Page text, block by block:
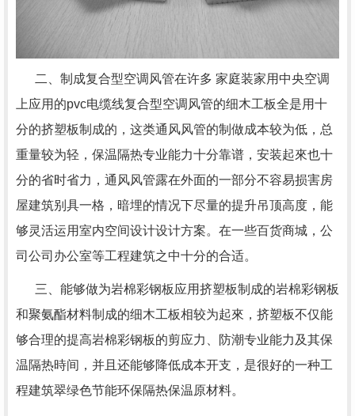
二、制成复合型空调风管在许多 家庭装家用中央空调
上应用的pvc电缆线复合型空调风管的细木工板全是用十
分的挤塑板制成的，这类通风风管的制做成本较为低，总
重量较为轻，保温隔热专业能力十分靠谱，安装起來也十
分的省时省力，通风风管露在外面的一部分不容易损害房
屋建筑别具一格，暗埋的情况下尽量的提升吊顶高度，能
够灵活运用室内空间设计设计方案。在一些百货商城，公
司公司办公室等工程建筑之中十分的合适。
三、能够做为岩棉彩钢板应用挤塑板制成的岩棉彩钢板
和聚氨酯材料制成的细木工板相较为起來，挤塑板不仅能
够合理的提高岩棉彩钢板的剪应力、防潮专业能力及其保
温隔热時间，并且还能够降低成本开支，是很好的一种工
程建筑翠绿色节能环保隔热保温原材料。